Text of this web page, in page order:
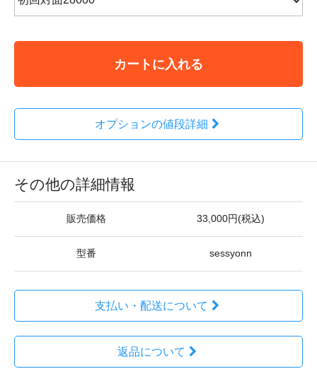
カートに入れる
オプションの値段詳細
その他の詳細情報
販売価格 33,000円(税込)
型番 sessyonn
支払い・配送について
返品について